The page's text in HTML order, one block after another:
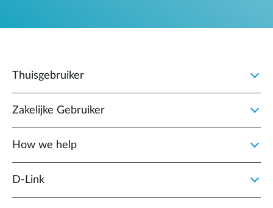
Thuisgebruiker
Zakelijke Gebruiker
How we help
D‑Link